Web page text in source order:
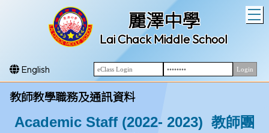
麗澤中學
Lai Chack Middle School
English
教師教學職務及通訊資料